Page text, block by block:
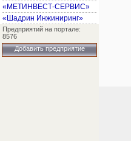
«МЕТИНВЕСТ-СЕРВИС»
«Шадрин Инжиниринг»
Предприятий на портале:
8576
Добавить предприятие